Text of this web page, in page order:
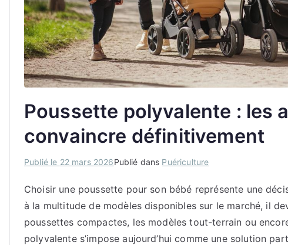
Poussette polyvalente : les
convaincre définitivement
Publié le 22 mars 2026Publié dans Puériculture
Choisir une poussette pour son bébé représente une
à la multitude de modèles disponibles sur le marché, il
poussettes compactes, les modèles tout-terrain ou
polyvalente s’impose aujourd’hui comme une solution